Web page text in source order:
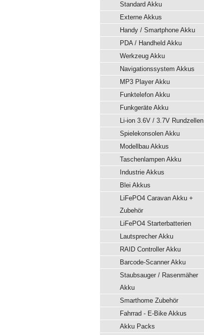
Standard Akku
Externe Akkus
Handy / Smartphone Akku
PDA / Handheld Akku
Werkzeug Akku
Navigationssystem Akkus
MP3 Player Akku
Funktelefon Akku
Funkgeräte Akku
Li-ion 3.6V / 3.7V Rundzellen
Spielekonsolen Akku
Modellbau Akkus
Taschenlampen Akku
Industrie Akkus
Blei Akkus
LiFePO4 Caravan Akku +
Zubehör
LiFePO4 Starterbatterien
Lautsprecher Akku
RAID Controller Akku
Barcode-Scanner Akku
Staubsauger / Rasenmäher
Akku
Smarthome Zubehör
Fahrrad - E-Bike Akkus
Akku Packs